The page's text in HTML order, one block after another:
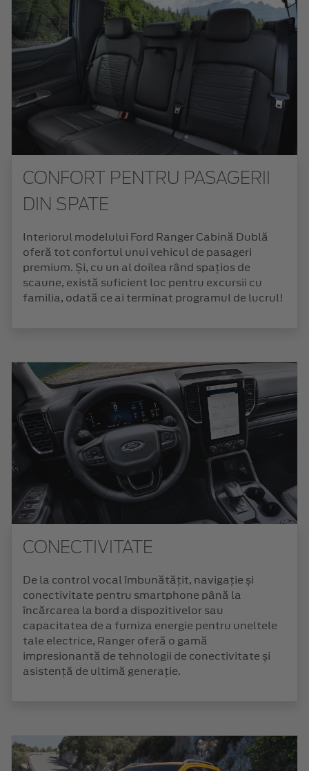
CONFORT PENTRU PASAGERII
DIN SPATE
Interiorul modelului Ford Ranger Cabină Dublă
oferă tot confortul unui vehicul de pasageri
premium. Și, cu un al doilea rând spațios de
scaune, există suficient loc pentru excursii cu
familia, odată ce ai terminat programul de lucrul!
CONECTIVITATE
De la control vocal îmbunătățit, navigație și
conectivitate pentru smartphone până la
încărcarea la bord a dispozitivelor sau
capacitatea de a furniza energie pentru uneltele
tale electrice, Ranger oferă o gamă
impresionantă de tehnologii de conectivitate și
asistență de ultimă generație.